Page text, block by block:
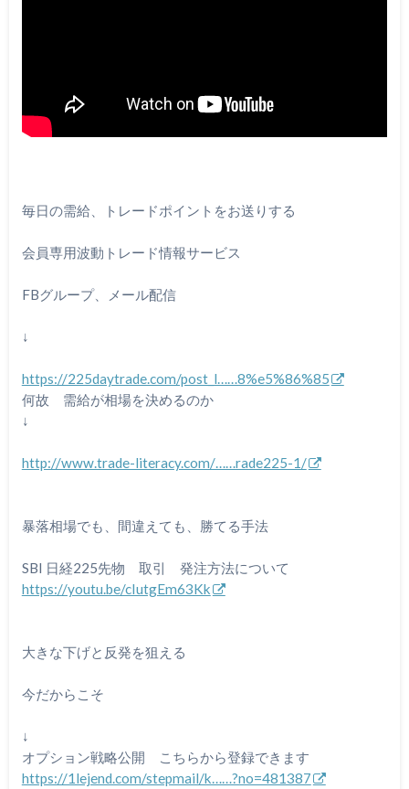
毎日の需給、トレードポイントをお送りする
会員専用波動トレード情報サービス
FBグループ、メール配信
↓
https://225daytrade.com/post_l……8%e5%86%85
何故 需給が相場を決めるのか
↓
http://www.trade-literacy.com/……rade225-1/
暴落相場でも、間違えても、勝てる手法
SBI 日経225先物 取引 発注方法について
https://youtu.be/cIutgEm63Kk
大きな下げと反発を狙える
今だからこそ
↓
オプション戦略公開 こちらから登録できます
https://1lejend.com/stepmail/k……?no=481387